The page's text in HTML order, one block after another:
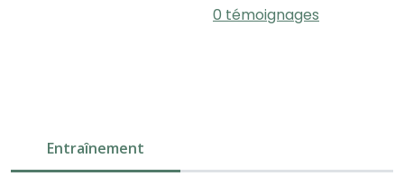
0 témoignages
Entraînement